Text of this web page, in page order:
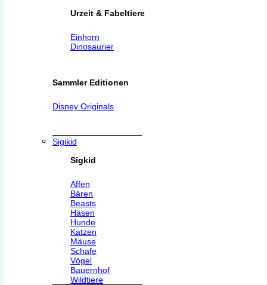
Urzeit & Fabeltiere
Einhorn
Dinosaurier
Sammler Editionen
Disney Originals
Sigikid
Sigkid
Affen
Bären
Beasts
Hasen
Hunde
Katzen
Mäuse
Schafe
Vögel
Bauernhof
Wildtiere